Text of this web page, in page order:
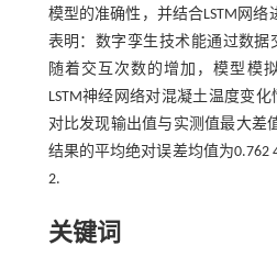
模型的准确性，并结合LSTM网
表明：数字孪生技术能通过数据
随着交互次数的增加，模型模
LSTM神经网络对混凝土温度变
对比发现输出值与实测值最大差
结果的平均绝对误差均值为0.762
2.
关键词